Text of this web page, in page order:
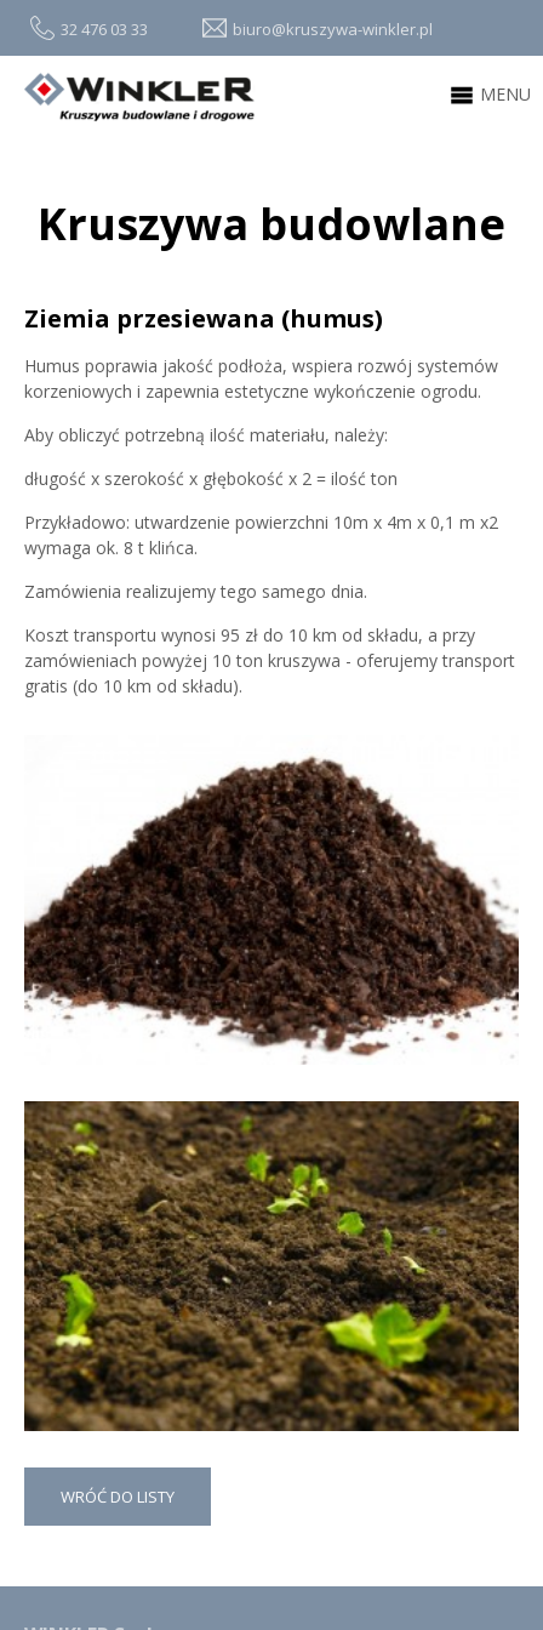
32 476 03 33 biuro@kruszywa-winkler.pl
MENU
Kruszywa budowlane
Ziemia przesiewana (humus)
Humus poprawia jakość podłoża, wspiera rozwój systemów
korzeniowych i zapewnia estetyczne wykończenie ogrodu.
Aby obliczyć potrzebną ilość materiału, należy:
długość x szerokość x głębokość x 2 = ilość ton
Przykładowo: utwardzenie powierzchni 10m x 4m x 0,1 m x2
wymaga ok. 8 t klińca.
Zamówienia realizujemy tego samego dnia.
Koszt transportu wynosi 95 zł do 10 km od składu, a przy
zamówieniach powyżej 10 ton kruszywa - oferujemy transport
gratis (do 10 km od składu).
WRÓĆ DO LISTY